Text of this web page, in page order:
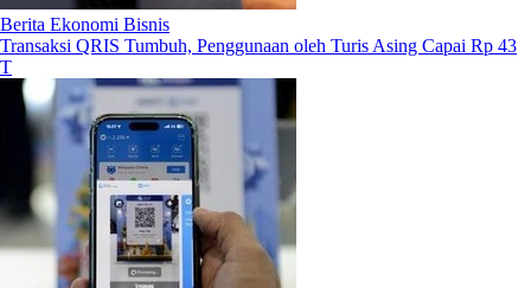
Berita Ekonomi Bisnis
Transaksi QRIS Tumbuh, Penggunaan oleh Turis Asing Capai Rp 43
T